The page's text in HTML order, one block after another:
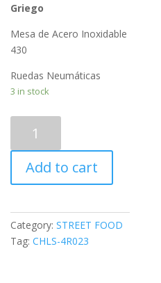
Griego
Mesa de Acero Inoxidable
430
Ruedas Neumáticas
3 in stock
4R024
-
Carrito
Multifuncional
quantity
Add to cart
Category:STREET FOOD
Tag:CHLS-4R023